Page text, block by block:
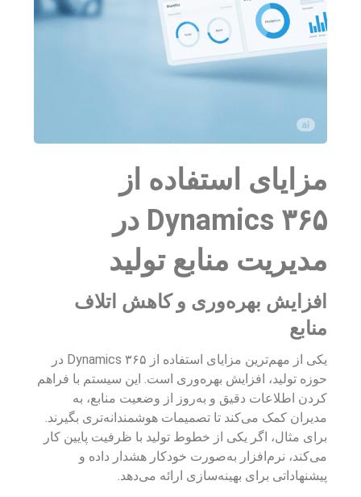
مزایای استفاده از
Dynamics ۳۶۵ در
مدیریت منابع تولید
افزایش بهره‌وری و کاهش اتلاف
منابع
یکی از مهم‌ترین مزایای استفاده از Dynamics ۳۶۵ در
حوزه تولید، افزایش بهره‌وری است. این سیستم با فراهم
کردن اطلاعات دقیق و به‌روز از وضعیت منابع، به
مدیران کمک می‌کند تا تصمیمات هوشمندانه‌تری بگیرند.
برای مثال، اگر یکی از خطوط تولید با ظرفیت پایین کار
می‌کند، نرم‌افزار به‌صورت خودکار هشدار داده و
پیشنهاداتی برای بهینه‌سازی ارائه می‌دهد.